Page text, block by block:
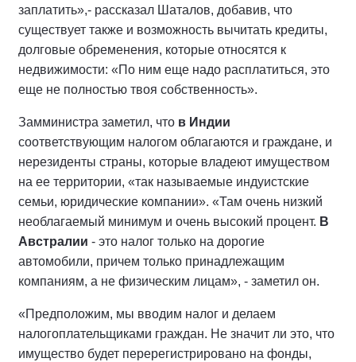
заплатить»,- рассказал Шаталов, добавив, что
существует также и возможность вычитать кредиты,
долговые обременения, которые относятся к
недвижимости: «По ним еще надо расплатиться, это
еще не полностью твоя собственность».
Замминистра заметил, что в Индии
соответствующим налогом облагаются и граждане, и
нерезиденты страны, которые владеют имуществом
на ее территории, «так называемые индуистские
семьи, юридические компании». «Там очень низкий
необлагаемый минимум и очень высокий процент. В
Австралии - это налог только на дорогие
автомобили, причем только принадлежащим
компаниям, а не физическим лицам», - заметил он.
«Предположим, мы вводим налог и делаем
налогоплательщиками граждан. Не значит ли это, что
имущество будет перерегистрировано на фонды,